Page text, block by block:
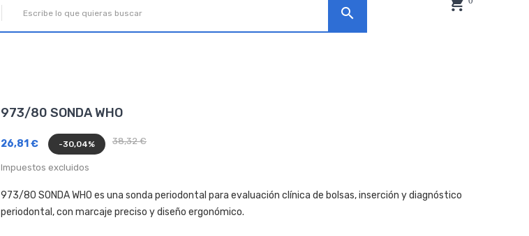
search
973/80 SONDA WHO
38,32 €
26,81 € -30,04%
Impuestos excluidos
973/80 SONDA WHO es una sonda periodontal para evaluación clínica de bolsas, inserción y diagnóstico
periodontal, con marcaje preciso y diseño ergonómico.